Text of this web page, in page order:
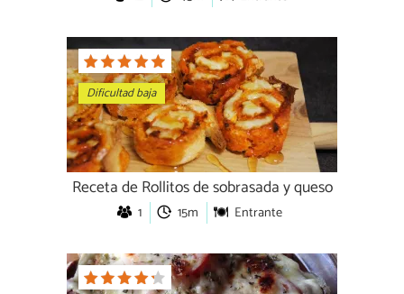
Dificultad baja
Receta de Rollitos de sobrasada y queso
1 15m Entrante